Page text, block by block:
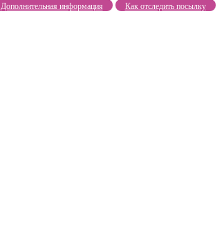
Дополнительная информация
Как отследить посылку